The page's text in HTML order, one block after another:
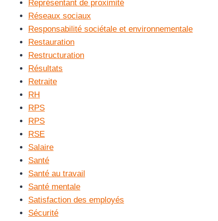
Représentant de proximité
Réseaux sociaux
Responsabilité sociétale et environnementale
Restauration
Restructuration
Résultats
Retraite
RH
RPS
RPS
RSE
Salaire
Santé
Santé au travail
Santé mentale
Satisfaction des employés
Sécurité